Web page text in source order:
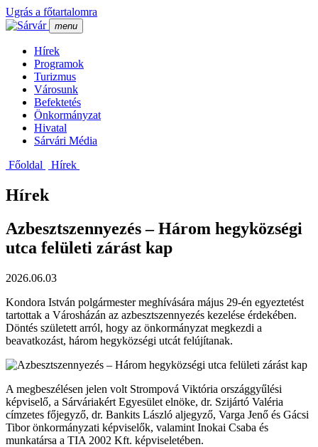
Ugrás a főtartalomra
menu
Hí­rek
Programok
Turizmus
Városunk
Befektetés
Önkormányzat
Hivatal
Sárvári Média
Főoldal
Hí­rek
Hírek
Azbesztszennyezés – Három hegyközségi
utca felületi zárást kap
2026.06.03
Kondora István polgármester meghívására május 29-én egyeztetést
tartottak a Városházán az azbesztszennyezés kezelése érdekében.
Döntés született arról, hogy az önkormányzat megkezdi a
beavatkozást, három hegyközségi utcát felújítanak.
A megbeszélésen jelen volt Strompová Viktória országgyűlési
képviselő, a Sárváriakért Egyesület elnöke, dr. Szijártó Valéria
címzetes főjegyző, dr. Bankits László aljegyző, Varga Jenő és Gácsi
Tibor önkormányzati képviselők, valamint Inokai Csaba és
munkatársa a TIA 2002 Kft. képviseletében.